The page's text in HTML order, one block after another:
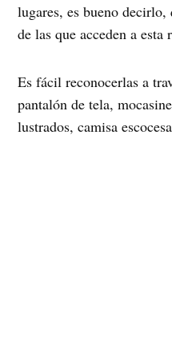
lugares, es bueno
de las que acceden a esta
Es fácil reconocerlas a
pantalón de tela,
lustrados, camisa